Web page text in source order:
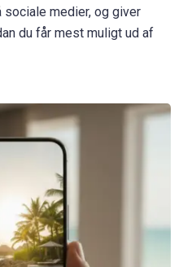
sociale medier, og giver
du får mest muligt ud af